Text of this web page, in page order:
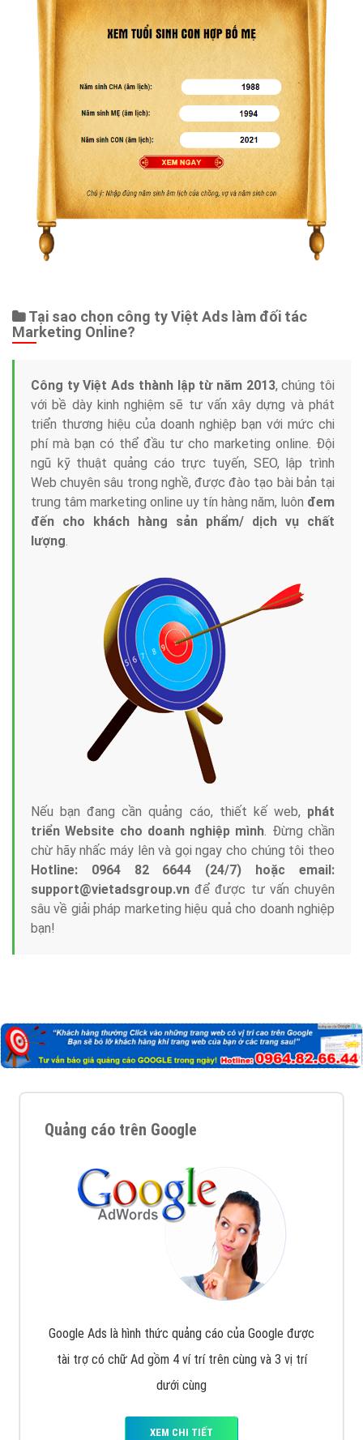
Tại sao chọn công ty Việt Ads làm đối tác
Marketing Online?
Công ty Việt Ads thành lập từ năm 2013, chúng tôi
với bề dày kinh nghiệm sẽ tư vấn xây dựng và phát
triển thương hiệu của doanh nghiệp bạn với mức chi
phí mà bạn có thể đầu tư cho marketing online. Đội
ngũ kỹ thuật quảng cáo trực tuyến, SEO, lập trình
Web chuyên sâu trong nghề, được đào tạo bài bản tại
trung tâm marketing online uy tín hàng năm, luôn đem
đến cho khách hàng sản phẩm/ dịch vụ chất
lượng.
Nếu bạn đang cần quảng cáo, thiết kế web, phát
triển Website cho doanh nghiệp mình. Đừng chần
chừ hãy nhấc máy lên và gọi ngay cho chúng tôi theo
Hotline: 0964 82 6644 (24/7) hoặc email:
support@vietadsgroup.vn để được tư vấn chuyên
sâu về giải pháp marketing hiệu quả cho doanh nghiệp
bạn!
Quảng cáo trên Google
Google Ads là hình thức quảng cáo của Google được
tài trợ có chữ Ad gồm 4 ví trí trên cùng và 3 vị trí
dưới cùng
XEM CHI TIẾT